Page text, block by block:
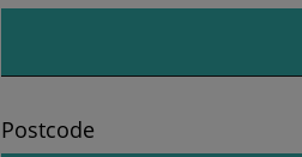
Postcode